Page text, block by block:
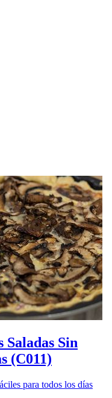
Saladas Sin
(C011)
para todos los días